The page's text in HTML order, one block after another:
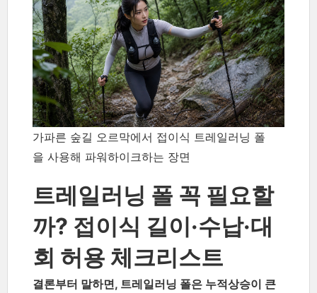
가파른 숲길 오르막에서 접이식 트레일러닝 폴
을 사용해 파워하이크하는 장면
트레일러닝 폴 꼭 필요할
까? 접이식 길이·수납·대
회 허용 체크리스트
결론부터 말하면, 트레일러닝 폴은 누적상승이 큰